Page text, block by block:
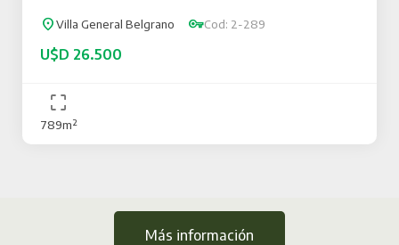
Villa General Belgrano Cod: 2-289
U$D 26.500
789m²
Más información